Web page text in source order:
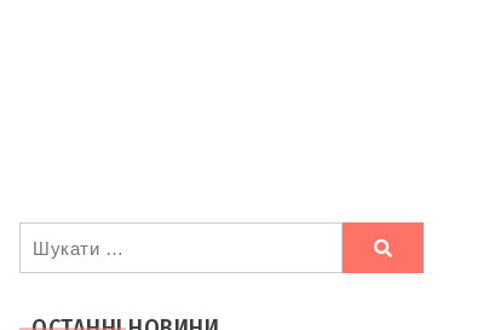
Ви
шукали